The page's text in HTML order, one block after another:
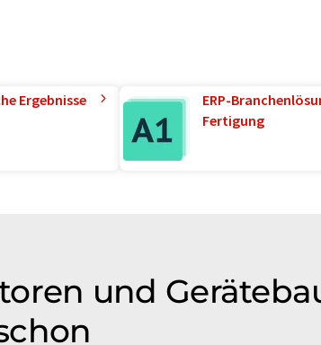
Ergebnisse
ERP-
Fertigung
und